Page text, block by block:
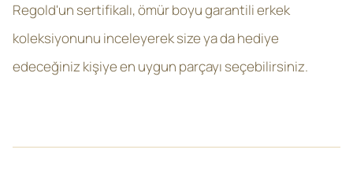
Regold'un sertifikalı, ömür boyu garantili erkek
koleksiyonunu inceleyerek size ya da hediye
edeceğiniz kişiye en uygun parçayı seçebilirsiniz.